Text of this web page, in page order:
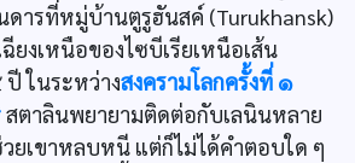
ดารที่หมู่บ้านตูรูฮันสค์ (Turukhansk)
ยงเหนือของไซบีเรียเหนือเส้น
ปี ในระหว่างสงครามโลกครั้งที่ ๑
สตาลินพยายามติดต่อกับเลนินหลาย
ยเขาหลบหนี แต่ก็ไม่ได้คำตอบใด ๆ